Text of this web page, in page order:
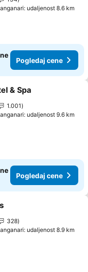
udaljenost 8.6 km
Pogledaj cene
favorite
& Spa
1.001
udaljenost 9.6 km
Pogledaj cene
favorite
328
udaljenost 8.9 km